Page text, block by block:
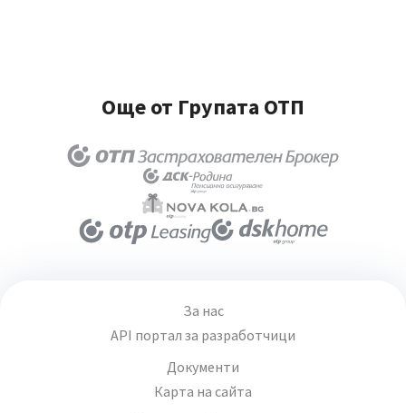
Още от Групата ОТП
За нас
API портал за разработчици
Документи
Карта на сайта